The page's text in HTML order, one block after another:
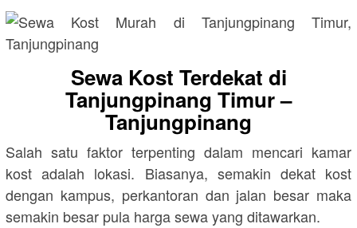
Sewa Kost Terdekat di
Tanjungpinang Timur –
Tanjungpinang
Salah satu faktor terpenting dalam mencari kamar
kost adalah lokasi. Biasanya, semakin dekat kost
dengan kampus, perkantoran dan jalan besar maka
semakin besar pula harga sewa yang ditawarkan.